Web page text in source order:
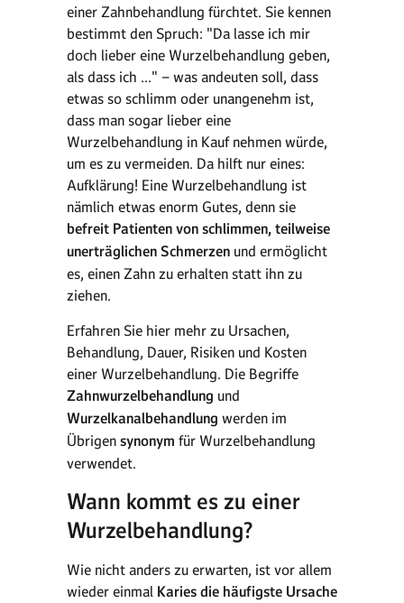
einer Zahnbehandlung fürchtet. Sie kennen
bestimmt den Spruch: "Da lasse ich mir
doch lieber eine Wurzelbehandlung geben,
als dass ich …" – was andeuten soll, dass
etwas so schlimm oder unangenehm ist,
dass man sogar lieber eine
Wurzelbehandlung in Kauf nehmen würde,
um es zu vermeiden. Da hilft nur eines:
Aufklärung! Eine Wurzelbehandlung ist
nämlich etwas enorm Gutes, denn sie
befreit Patienten von schlimmen, teilweise
unerträglichen Schmerzen und ermöglicht
es, einen Zahn zu erhalten statt ihn zu
ziehen.
Erfahren Sie hier mehr zu Ursachen,
Behandlung, Dauer, Risiken und Kosten
einer Wurzelbehandlung. Die Begriffe
Zahnwurzelbehandlung und
Wurzelkanalbehandlung werden im
Übrigen synonym für Wurzelbehandlung
verwendet.
Wann kommt es zu einer
Wurzelbehandlung?
Wie nicht anders zu erwarten, ist vor allem
wieder einmal Karies die häufigste Ursache